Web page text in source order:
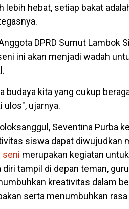
lebih hebat, setiap bakat
DPRD Sumut Lambok
ini akan menjadi wadah
budaya kita yang cukup
ulos", ujarnya.
Seventina Purba
siswa dapat diwujudkan
seni merupakan kegiatan untuk
tampil di depan teman,
kreativitas dalam
serta menumbuhkan